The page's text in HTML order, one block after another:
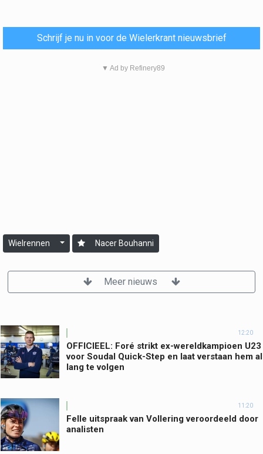
Schrijf je nu in voor de Wielerkrant nieuwsbrief
▼ Ad by Refinery89
Wielrennen Nacer Bouhanni
Meer nieuws
12:20
OFFICIEEL: Foré strikt ex-wereldkampioen U23
voor Soudal Quick-Step en laat verstaan hem al
lang te volgen
11:20
Felle uitspraak van Vollering veroordeeld door
analisten